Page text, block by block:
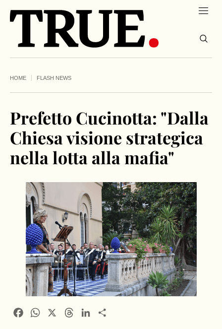
HOME FLASH NEWS
Prefetto Cucinotta: "Dalla
Chiesa visione strategica
nella lotta alla mafia"
FacebookWhatsApp ThreadsLinkedIn